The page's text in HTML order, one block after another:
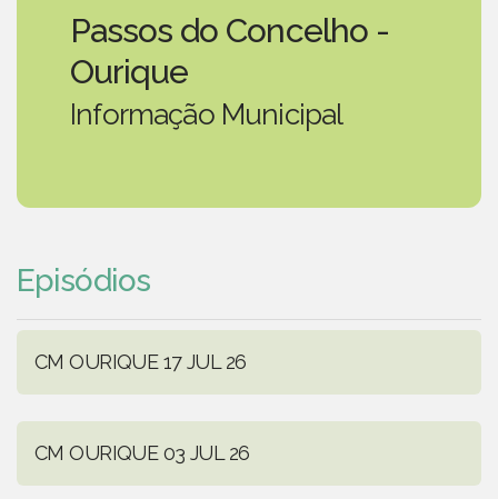
Passos do Concelho -
Ourique
Informação Municipal
Episódios
CM OURIQUE 17 JUL 26
CM OURIQUE 03 JUL 26